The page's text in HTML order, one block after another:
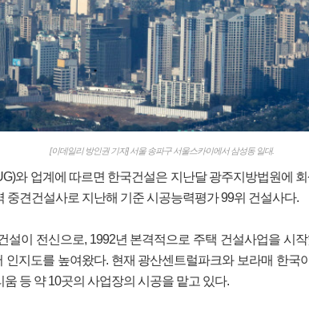
[이데일리 방인권 기자] 서울 송파구 서울스카이에서 삼성동 일대.
와 업계에 따르면 한국건설은 지난달 광주지방법원에
중견건설사로 지난해 기준 시공능력평가 99위 건설사다.
설이 전신으로, 1992년 본격적으로 주택 건설사업을 시
인지도를 높여왔다. 현재 광산센트럴파크와 보라매 한국
등 약 10곳의 사업장의 시공을 맡고 있다.